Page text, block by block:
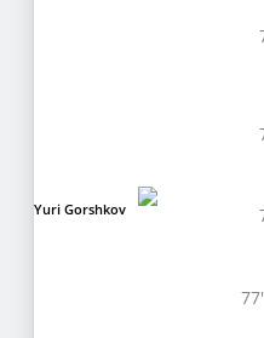
Yuri Gorshkov
77'